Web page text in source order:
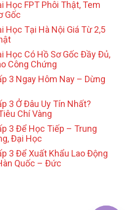
Học FPT Phôi Thật, Tem
Gốc
Học Tại Hà Nội Giá Từ 2,5
Học Có Hồ Sơ Gốc Đầy Đủ,
Công Chứng
3 Ngay Hôm Nay – Dừng
3 Ở Đâu Uy Tín Nhất?
Chí Vàng
3 Để Học Tiếp – Trung
Đại Học
3 Để Xuất Khẩu Lao Động
Quốc – Đức